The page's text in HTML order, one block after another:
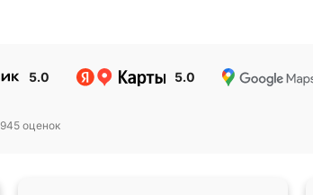
5.0 5.0
945 оценок